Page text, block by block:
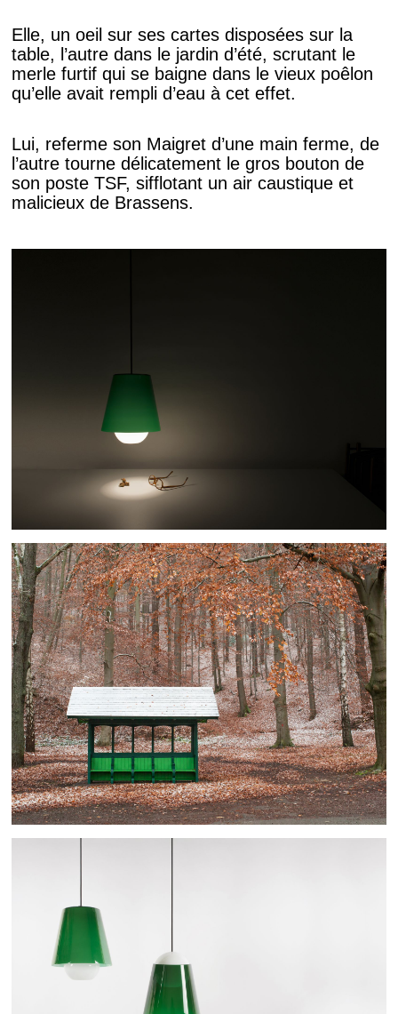
Elle, un oeil sur ses cartes disposées sur la
table, l’autre dans le jardin d’été, scrutant le
merle furtif qui se baigne dans le vieux poêlon
qu’elle avait rempli d’eau à cet effet.
Lui, referme son Maigret d’une main ferme, de
l’autre tourne délicatement le gros bouton de
son poste TSF, sifflotant un air caustique et
malicieux de Brassens.